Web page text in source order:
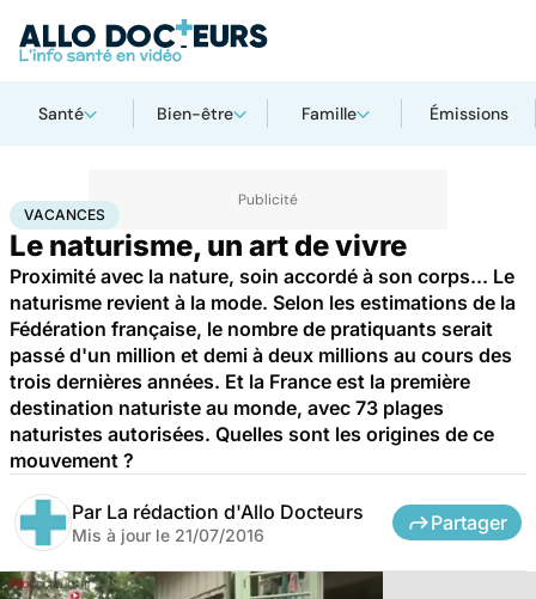
Santé Bien-être Famille Émissions
AccueilSanté Société Vacances
VACANCES
Le naturisme, un art de vivre
Proximité avec la nature, soin accordé à son corps... Le
naturisme revient à la mode. Selon les estimations de la
Fédération française, le nombre de pratiquants serait
passé d'un million et demi à deux millions au cours des
trois dernières années. Et la France est la première
destination naturiste au monde, avec 73 plages
naturistes autorisées. Quelles sont les origines de ce
mouvement ?
Par La rédaction d'Allo Docteurs
Mis à jour le 21/07/2016
Partager